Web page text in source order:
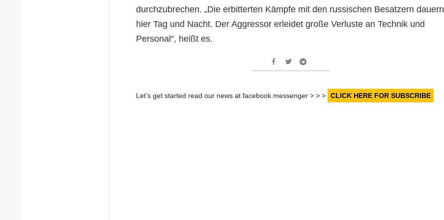
durchzubrechen. „Die erbitterten Kämpfe mit den russischen Besatzern dauern
hier Tag und Nacht. Der Aggressor erleidet große Verluste an Technik und
Personal“, heißt es.
Let’s get started read our news at facebook messenger > > > CLICK HERE FOR SUBSCRIBE